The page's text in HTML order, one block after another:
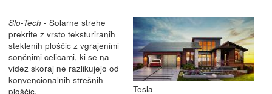
Tesla
Slo-Tech - Solarne strehe
prekrite z vrsto teksturiranih
steklenih ploščic z vgrajenimi
sončnimi celicami, ki se na
videz skoraj ne razlikujejo od
konvencionalnih strešnih
ploščic.